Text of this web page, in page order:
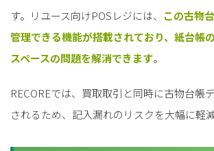
す。リユース向けPOSレジには、
この古物
管理できる機能が搭載されており、紙台帳
スペースの問題を解消できます。
RECOREでは、買取取引と同時に古物台帳
されるため、記入漏れのリスクを大幅に軽